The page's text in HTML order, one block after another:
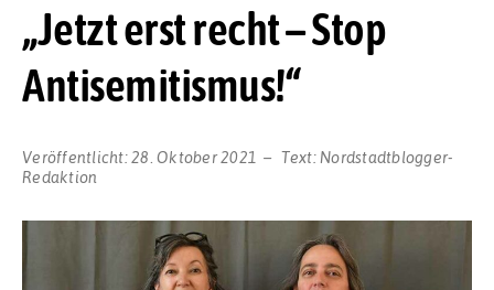
„Jetzt erst recht – Stop
Antisemitismus!“
Veröffentlicht:28. Oktober 2021 Text: Nordstadtblogger-
Redaktion